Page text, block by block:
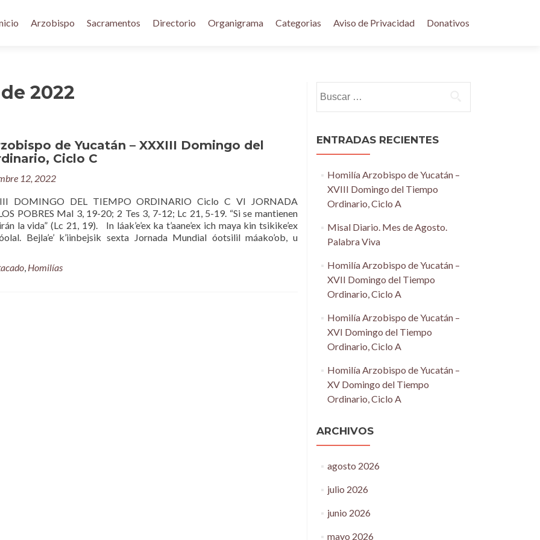
Arzobispo Sacramentos Directorio Organigrama Categorias Aviso de Privacidad Donativos
2022
de Yucatán – XXXIII Domingo del
Ciclo C
12, 2022
DOMINGO DEL TIEMPO ORDINARIO Ciclo C VI JORNADA
POBRES Mal 3, 19-20; 2 Tes 3, 7-12; Lc 21, 5-19. “Si se mantienen
la vida” (Lc 21, 19). In láak’e’ex ka t’aane’ex ich maya kin tsikike’ex
Bejla’e’ k’iinbejsik sexta Jornada Mundial óotsilil máako’ob, u
, Homilías
ENTRADAS RECIENTES
Homilía Arzobispo de Yucatán –
XVIII Domingo del Tiempo
Ordinario, Ciclo A
Misal Diario. Mes de Agosto.
Palabra Viva
Homilía Arzobispo de Yucatán –
XVII Domingo del Tiempo
Ordinario, Ciclo A
Homilía Arzobispo de Yucatán –
XVI Domingo del Tiempo
Ordinario, Ciclo A
Homilía Arzobispo de Yucatán –
XV Domingo del Tiempo
Ordinario, Ciclo A
ARCHIVOS
agosto 2026
julio 2026
junio 2026
mayo 2026